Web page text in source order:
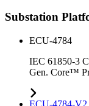
Substation
ECU-4784
IEC 61850-3
Gen. Core™